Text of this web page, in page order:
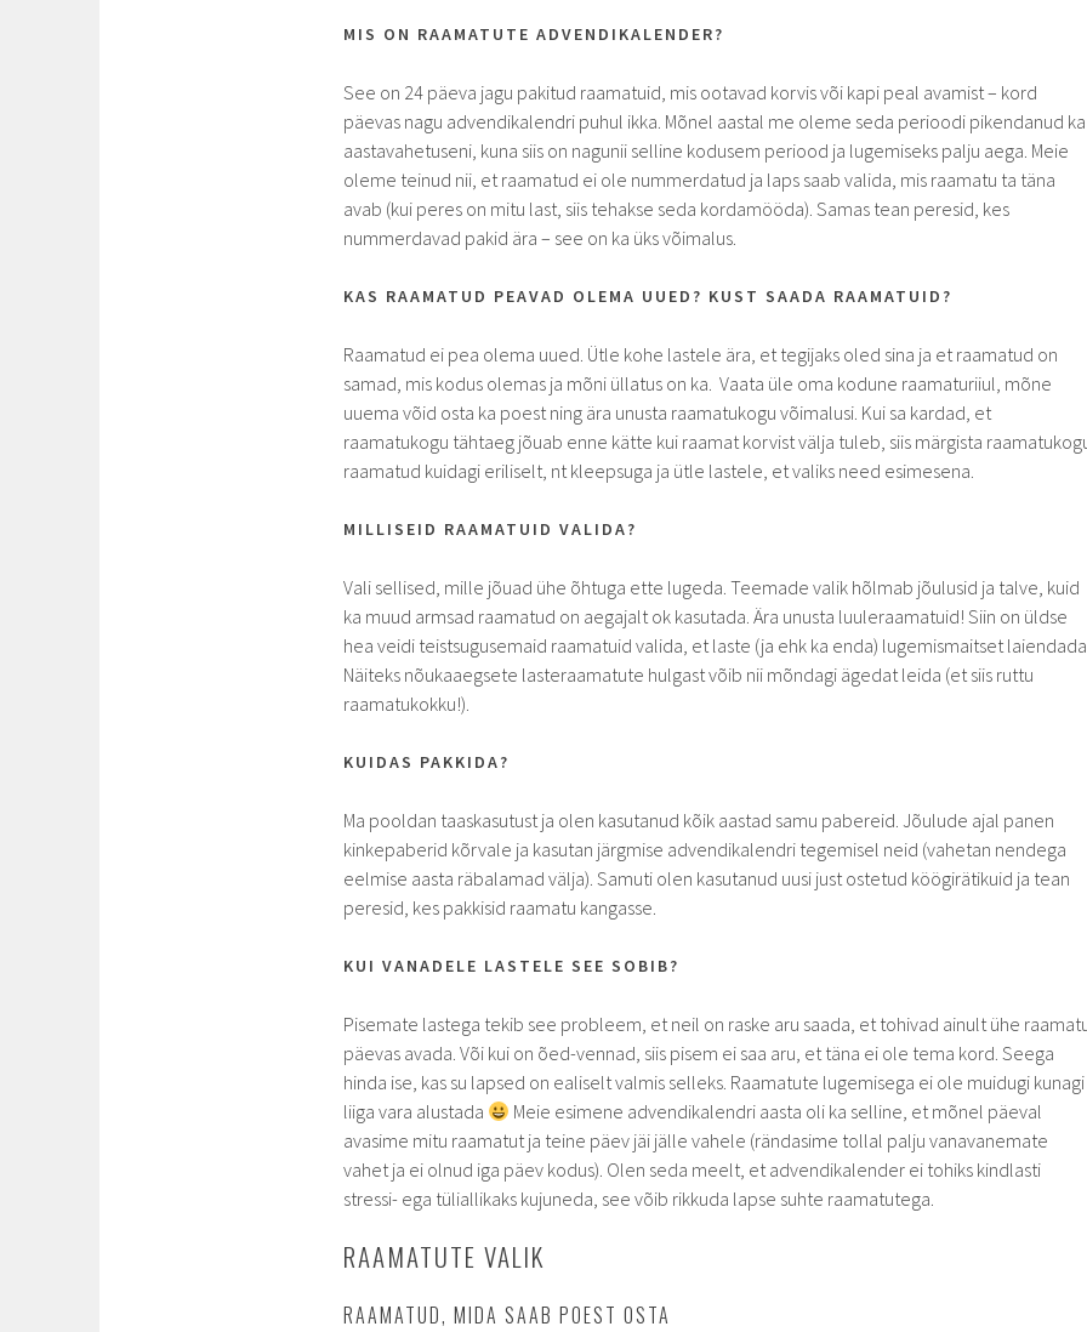
MIS ON RAAMATUTE ADVENDIKALENDER?
See on 24 päeva jagu pakitud raamatuid, mis ootavad korvis või kapi peal avamist – kord
päevas nagu advendikalendri puhul ikka. Mõnel aastal me oleme seda perioodi pikendanud ka
aastavahetuseni, kuna siis on nagunii selline kodusem periood ja lugemiseks palju aega. Meie
oleme teinud nii, et raamatud ei ole nummerdatud ja laps saab valida, mis raamatu ta täna
avab (kui peres on mitu last, siis tehakse seda kordamööda). Samas tean peresid, kes
nummerdavad pakid ära – see on ka üks võimalus.
KAS RAAMATUD PEAVAD OLEMA UUED? KUST SAADA RAAMATUID?
Raamatud ei pea olema uued. Ütle kohe lastele ära, et tegijaks oled sina ja et raamatud on
samad, mis kodus olemas ja mõni üllatus on ka. Vaata üle oma kodune raamaturiiul, mõne
uuema võid osta ka poest ning ära unusta raamatukogu võimalusi. Kui sa kardad, et
raamatukogu tähtaeg jõuab enne kätte kui raamat korvist välja tuleb, siis märgista
raamatud kuidagi eriliselt, nt kleepsuga ja ütle lastele, et valiks need esimesena.
MILLISEID RAAMATUID VALIDA?
Vali sellised, mille jõuad ühe õhtuga ette lugeda. Teemade valik hõlmab jõulusid ja talve, kuid
ka muud armsad raamatud on aegajalt ok kasutada. Ära unusta luuleraamatuid! Siin on üldse
hea veidi teistsugusemaid raamatuid valida, et laste (ja ehk ka enda) lugemismaitset
Näiteks nõukaaegsete lasteraamatute hulgast võib nii mõndagi ägedat leida (et siis ruttu
raamatukokku!).
KUIDAS PAKKIDA?
Ma pooldan taaskasutust ja olen kasutanud kõik aastad samu pabereid. Jõulude ajal panen
kinkepaberid kõrvale ja kasutan järgmise advendikalendri tegemisel neid (vahetan nendega
eelmise aasta räbalamad välja). Samuti olen kasutanud uusi just ostetud köögirätikuid ja tean
peresid, kes pakkisid raamatu kangasse.
KUI VANADELE LASTELE SEE SOBIB?
Pisemate lastega tekib see probleem, et neil on raske aru saada, et tohivad ainult ühe
päevas avada. Või kui on õed-vennad, siis pisem ei saa aru, et täna ei ole tema kord. Seega
hinda ise, kas su lapsed on ealiselt valmis selleks. Raamatute lugemisega ei ole muidugi kunagi
liiga vara alustada
Meie esimene advendikalendri aasta oli ka selline, et mõnel päeval
avasime mitu raamatut ja teine päev jäi jälle vahele (rändasime tollal palju vanavanemate
vahet ja ei olnud iga päev kodus). Olen seda meelt, et advendikalender ei tohiks kindlasti
stressi- ega tüliallikaks kujuneda, see võib rikkuda lapse suhte raamatutega.
RAAMATUTE VALIK
RAAMATUD, MIDA SAAB POEST OSTA